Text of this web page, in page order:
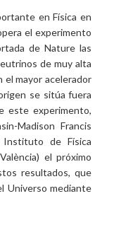
en Física en
el experimento
de Nature las
de muy alta
el mayor acelerador
se sitúa fuera
este experimento,
Madison Francis
de Física
el próximo
resultados, que
Universo mediante